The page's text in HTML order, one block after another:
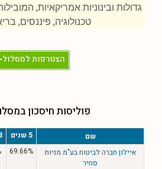
גדולות ובינוניות אמריקאיות,
טכנולוגיה, פיננסים,
הצטרפות למסלול
פוליסות חיסכון
שם 5 שנים 3
איילון חברה לביטוח בע"מ מניות
סחיר
69.66%